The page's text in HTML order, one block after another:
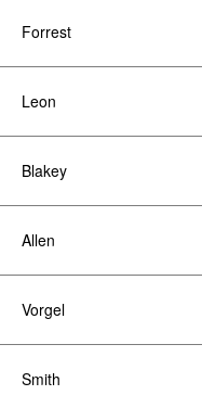
Forrest
Leon
Blakey
Allen
Vorgel
Smith